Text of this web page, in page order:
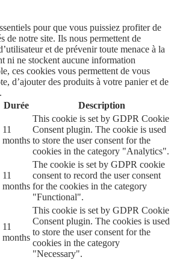
pour que vous puissiez profiter de
de notre site. Ils nous permettent de
et de prévenir toute menace à la
ni ne stockent aucune information
ces cookies vous permettent de vous
d’ajouter des produits à votre panier et de
Durée Description
11
months
This cookie is set by GDPR Cookie
Consent plugin. The cookie is used
to store the user consent for the
cookies in the category "Analytics".
11
months
The cookie is set by GDPR cookie
consent to record the user consent
for the cookies in the category
"Functional".
11
months
This cookie is set by GDPR Cookie
Consent plugin. The cookies is used
to store the user consent for the
cookies in the category
"Necessary".